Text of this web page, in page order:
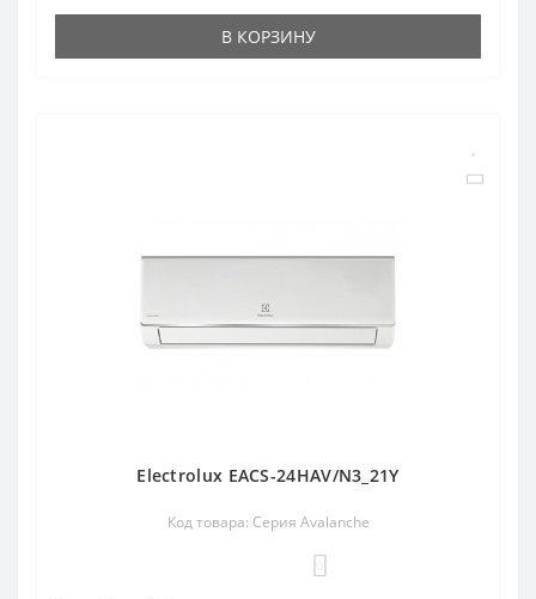
В КОРЗИНУ
Electrolux EACS-24HAV/N3_21Y
Код товара: Серия Avalanche